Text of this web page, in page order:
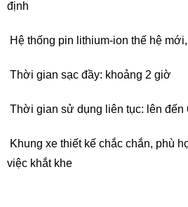
định
Hệ thống pin lithium-ion thế hệ
Thời gian sạc đầy: khoảng 2 giờ
Thời gian sử dụng liên tục: lên đến
Khung xe thiết kế chắc chắn, phù
việc khắt khe